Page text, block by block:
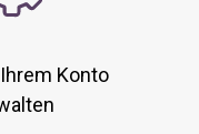
Konto